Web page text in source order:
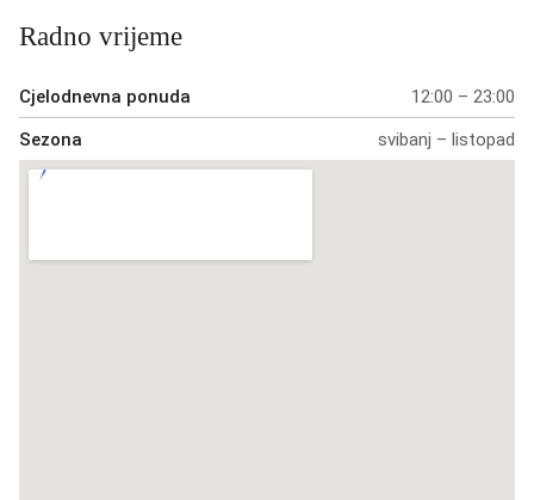
Radno vrijeme
Cjelodnevna ponuda
12:00 – 23:00
Sezona
svibanj – listopad